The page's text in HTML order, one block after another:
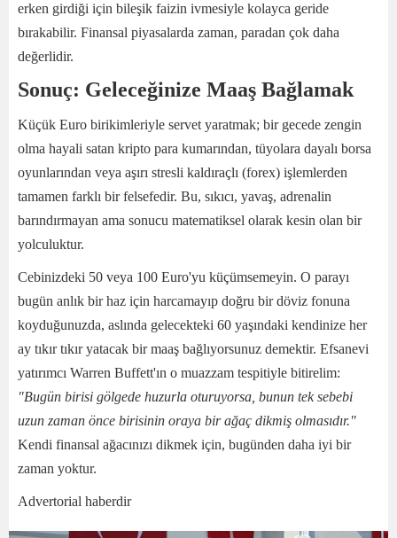
erken girdiği için bileşik faizin ivmesiyle kolayca geride
bırakabilir. Finansal piyasalarda zaman, paradan çok daha
değerlidir.
Sonuç: Geleceğinize Maaş Bağlamak
Küçük Euro birikimleriyle servet yaratmak; bir gecede zengin
olma hayali satan kripto para kumarından, tüyolara dayalı borsa
oyunlarından veya aşırı stresli kaldıraçlı (forex) işlemlerden
tamamen farklı bir felsefedir. Bu, sıkıcı, yavaş, adrenalin
barındırmayan ama sonucu matematiksel olarak kesin olan bir
yolculuktur.
Cebinizdeki 50 veya 100 Euro'yu küçümsemeyin. O parayı
bugün anlık bir haz için harcamayıp doğru bir döviz fonuna
koyduğunuzda, aslında gelecekteki 60 yaşındaki kendinize her
ay tıkır tıkır yatacak bir maaş bağlıyorsunuz demektir. Efsanevi
yatırımcı Warren Buffett'ın o muazzam tespitiyle bitirelim:
"Bugün birisi gölgede huzurla oturuyorsa, bunun tek sebebi
uzun zaman önce birisinin oraya bir ağaç dikmiş olmasıdır."
Kendi finansal ağacınızı dikmek için, bugünden daha iyi bir
zaman yoktur.
Advertorial haberdir